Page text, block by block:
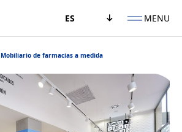
ES MENU
Mobiliario de farmacias a medida